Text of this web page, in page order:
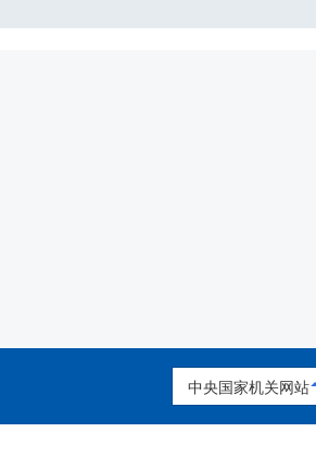
中央国家机关网站